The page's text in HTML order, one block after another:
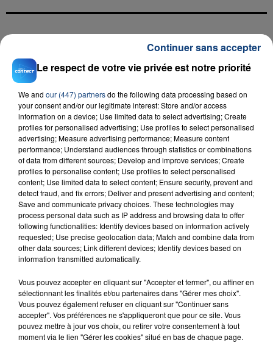
23 juillet 2026
INCENDIE MORTEL À LENS : UNE FEMME ET
SON BÉBÉ ENTRE LA VIE ET LA...
Un homme s'est immolé par le feu après avoir
aspergé sa compagne et leur bébé de trois mois
d'un liquide inflammable.
20 juillet 2026
UNE ADOLESCENTE DEVANT SE FAIRE
OPÉRER DE LA CHEVILLE RESSORT DE LA...
Le respect de votre vie privée est notre priorité
We and our (447) partnersdo the following data processing based on
your consent and/or our legitimate interest: Store and/or access
information on a device; Use limited data to select advertising; Create
profiles for personalised advertising; Use profiles to select personalised
advertising; Measure advertising performance; Measure content
performance; Understand audiences through statistics or combinations
of data from different sources; Develop and improve services; Create
profiles to personalise content; Use profiles to select personalised
content; Use limited data to select content; Ensure security, prevent and
detect fraud, and fix errors; Deliver and present advertising and content;
Save and communicate privacy choices. These technologies may
process personal data such as IP address and browsing data to offer
following functionalities: Identify devices based on information actively
requested; Use precise geolocation data; Match and combine data from
other data sources; Link different devices; Identify devices based on
information transmitted automatically.
Vous pouvez accepter en cliquant sur "Accepter et fermer", ou affiner en
sélectionnant les finalités et/ou partenaires dans "Gérer mes choix".
Vous pouvez également refuser en cliquant sur "Continuer sans
accepter". Vos préférences ne s'appliqueront que pour ce site. Vous
pouvez mettre à jour vos choix, ou retirer votre consentement à tout
moment via le lien "Gérer les cookies" situé en bas de chaque page.
Continuer sans accepter